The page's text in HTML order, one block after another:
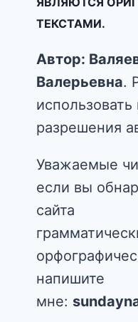
ТЕКСТАМИ.
Автор:
Валерьевна.
разрешения
Уважаемые
если вы
сайта
напишите
мне: